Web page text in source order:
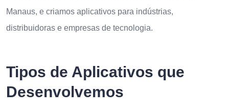
Manaus, e criamos aplicativos para indústrias,
distribuidoras e empresas de tecnologia.
Tipos de Aplicativos que
Desenvolvemos